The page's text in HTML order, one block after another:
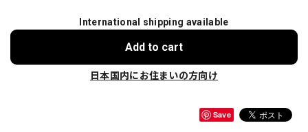
International shipping available
Add to cart
日本国内にお住まいの方向け
Save